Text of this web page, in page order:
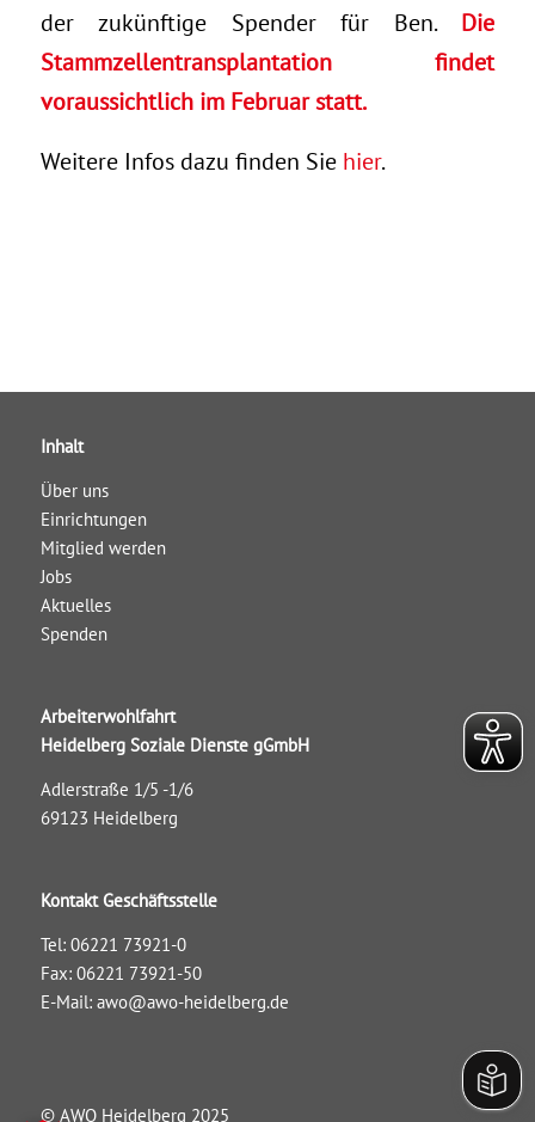
der zukünftige Spender für Ben. Die
Stammzellentransplantation findet
voraussichtlich im Februar statt.
Weitere Infos dazu finden Sie hier.
Inhalt
Über uns
Einrichtungen
Mitglied werden
Jobs
Aktuelles
Spenden
Arbeiterwohlfahrt
Heidelberg Soziale Dienste gGmbH
Adlerstraße 1/5 -1/6
69123 Heidelberg
Kontakt Geschäftsstelle
Tel: 06221 73921-0
Fax: 06221 73921-50
E-Mail: awo@awo-heidelberg.de
© AWO Heidelberg 2025